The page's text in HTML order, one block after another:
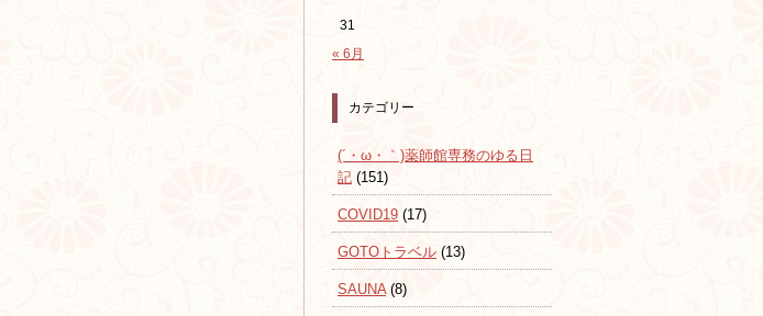
31
« 6月
カテゴリー
(´・ω・｀)薬師館専務のゆる日
記 (151)
COVID19 (17)
GOTOトラベル (13)
SAUNA(8)